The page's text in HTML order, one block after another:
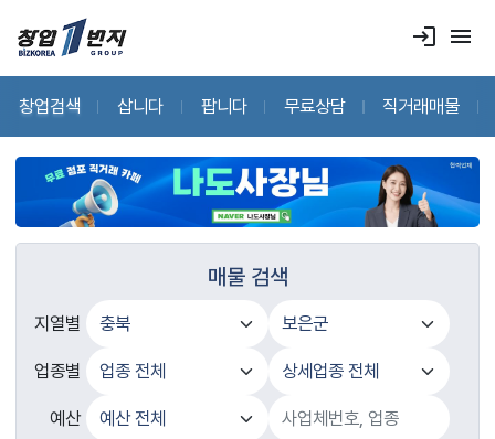
login menu
창업검색 삽니다 팝니다 무료상담 직거래매물
매물 검색
지열별
업종별
예산